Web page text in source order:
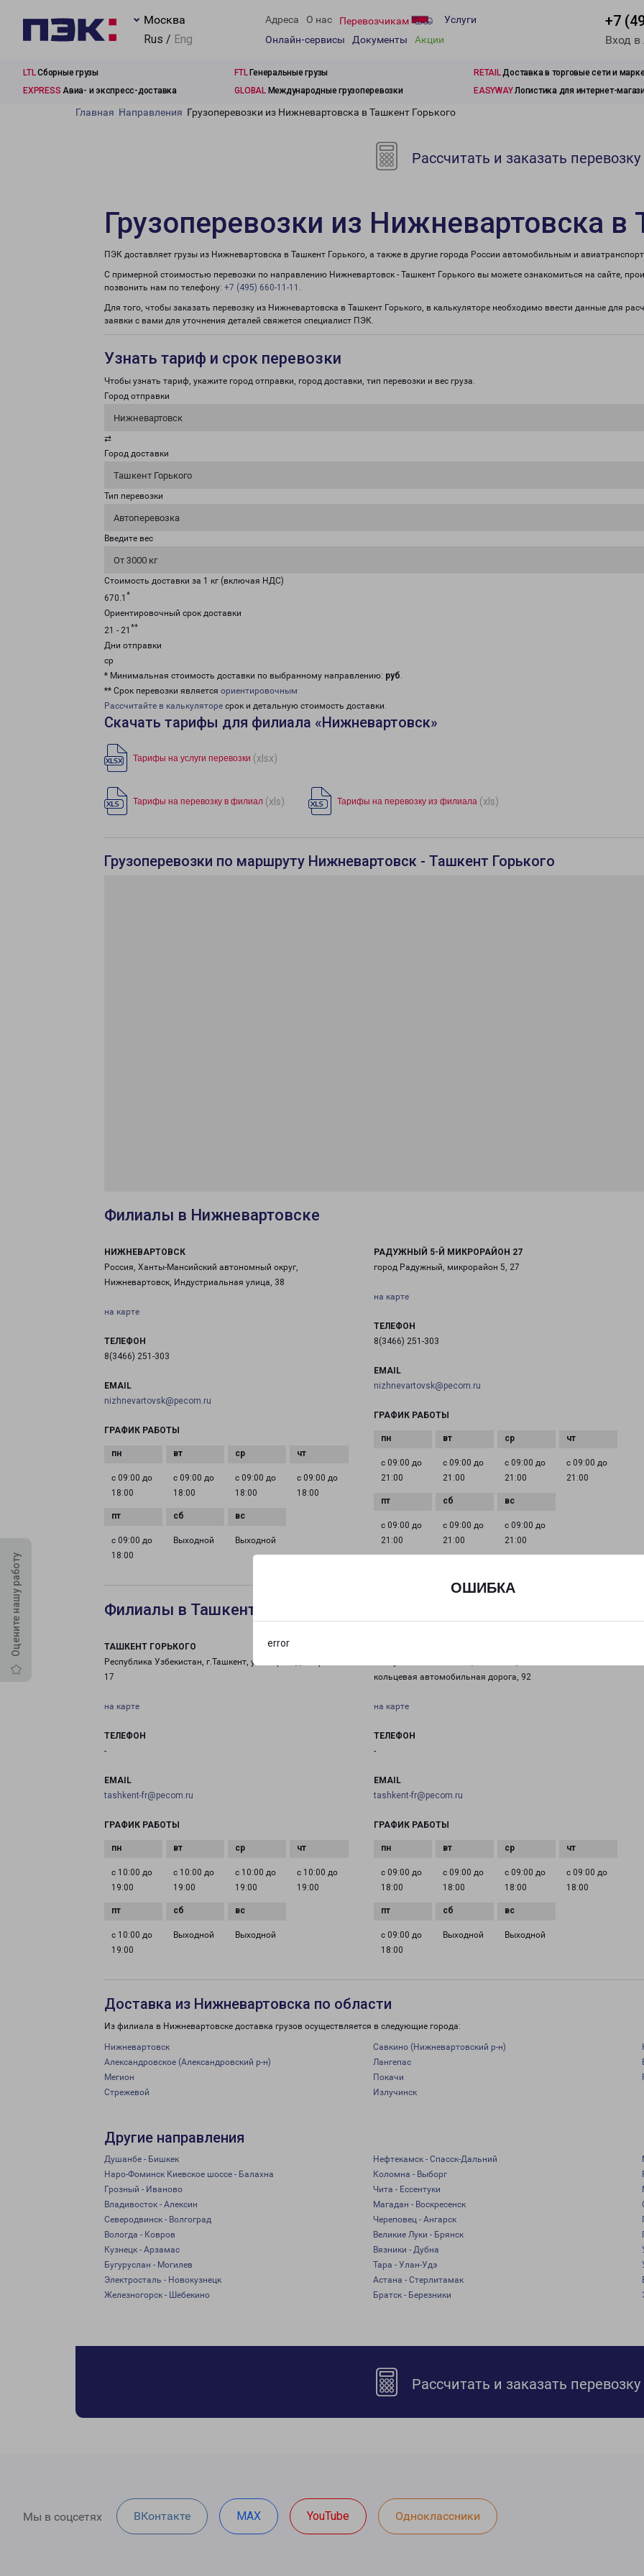
ОШИБКА
error
Москва
Rus / Eng
Адреса О нас Перевозчикам
Услуги
Онлайн-сервисы
Документы Акции
+7
Вход
LTLСборные грузы FTLГенеральные грузы RETAILДоставка в торговые сети и
EXPRESS Авиа- и экспресс-доставка GLOBALМеждународные грузоперевозки EASYWAYЛогистика для интернет-
Оцените нашу работу
Главная Направления Грузоперевозки из Нижневартовска в Ташкент Горького
Рассчитать и заказать перевозку
Грузоперевозки из Нижневартовска в
ПЭК доставляет грузы из Нижневартовска в Ташкент Горького, а также в другие города России автомобильным и
С примерной стоимостью перевозки по направлению Нижневартовск - Ташкент Горького вы можете ознакомиться на сайте,
позвонить нам по телефону: +7 (495) 660-11-11 .
Для того, чтобы заказать перевозку из Нижневартовска в Ташкент Горького, в калькуляторе необходимо ввести данные для
заявки с вами для уточнения деталей свяжется специалист ПЭК.
Узнать тариф и срок перевозки
Чтобы узнать тариф, укажите город отправки, город доставки, тип перевозки и вес груза.
Город отправки
Нижневартовск
⇄
Город доставки
Ташкент Горького
Тип перевозки
Автоперевозка
Введите вес
От 3000 кг
Стоимость доставки за 1 кг (включая НДС)
670.1 *
Ориентировочный срок доставки
21 - 21 **
Дни отправки
ср
* Минимальная стоимость доставки по выбранному направлению: руб.
** Срок перевозки является ориентировочным
Рассчитайте в калькуляторе срок и детальную стоимость доставки.
Скачать тарифы для филиала «Нижневартовск»
Тарифы на услуги перевозки (xlsx)
Тарифы на перевозку в филиал (xls) Тарифы на перевозку из филиала (xls)
Грузоперевозки по маршруту Нижневартовск - Ташкент Горького
Филиалы в Нижневартовске
НИЖНЕВАРТОВСК
Россия, Ханты-Мансийский автономный округ,
Нижневартовск, Индустриальная улица, 38
на карте
ТЕЛЕФОН
8(3466) 251-303
EMAIL
nizhnevartovsk@pecom.ru
ГРАФИК РАБОТЫ
с 09:00 до
18:00
с 09:00 до
18:00
с 09:00 до
18:00
с 09:00 до
18:00
с 09:00 до
18:00
Выходной Выходной
РАДУЖНЫЙ 5-Й МИКРОРАЙОН 27
город Радужный, микрорайон 5, 27
на карте
ТЕЛЕФОН
8(3466) 251-303
EMAIL
nizhnevartovsk@pecom.ru
ГРАФИК РАБОТЫ
с 09:00 до
21:00
с 09:00 до
21:00
с 09:00 до
21:00
с 09:00 до
21:00
с 09:00 до
21:00
с 09:00 до
21:00
с 09:00 до
21:00
Филиалы в Ташкенте Горького
ТАШКЕНТ ГОРЬКОГО
Республика Узбекистан, г.Ташкент, ул. 7 проезд Сайрам
17
на карте
ТЕЛЕФОН
-
EMAIL
tashkent-fr@pecom.ru
ГРАФИК РАБОТЫ
с 10:00 до
19:00
с 10:00 до
19:00
с 10:00 до
19:00
с 10:00 до
19:00
с 10:00 до
19:00
Выходной Выходной
кольцевая автомобильная дорога, 92
на карте
ТЕЛЕФОН
-
EMAIL
tashkent-fr@pecom.ru
ГРАФИК РАБОТЫ
с 09:00 до
18:00
с 09:00 до
18:00
с 09:00 до
18:00
с 09:00 до
18:00
с 09:00 до
18:00
Выходной Выходной
Доставка из Нижневартовска по области
Из филиала в Нижневартовске доставка грузов осуществляется в следующие города:
Нижневартовск Савкино (Нижневартовский р-н)
Александровское (Александровский р-н)
Лангепас
Мегион
Покачи
Стрежевой
Излучинск
Другие направления
Душанбе - Бишкек Нефтекамск - Спасск-Дальний
Наро-Фоминск Киевское шоссе - Балахна
Коломна - Выборг
Грозный - Иваново
Чита - Ессентуки
Владивосток - Алексин
Магадан - Воскресенск
Северодвинск - Волгоград
Череповец - Ангарск
Вологда - Ковров
Великие Луки - Брянск
Кузнецк - Арзамас
Вязники - Дубна
Бугуруслан - Могилев
Тара - Улан-Удэ
Электросталь - Новокузнецк
Астана - Стерлитамак
Железногорск - Шебекино
Братск - Березники
Рассчитать и заказать перевозку
Мы в соцсетях ВКонтакте MAX YouTube Одноклассники